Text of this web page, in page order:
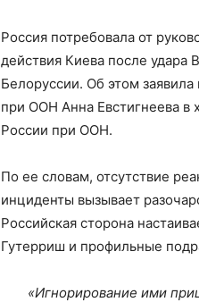
Россия потребовала от
действия Киева после удара
Белоруссии. Об этом
при ООН Анна Евстигнеева в
России при ООН.
По ее словам, отсутствие
инциденты вызывает
Российская сторона
Гутерриш и профильные
«Игнорирование ими